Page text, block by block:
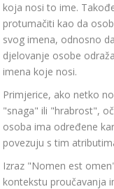
koja nosi to ime.
protumačiti kao da
svog imena, odnosno
djelovanje osobe
imena koje nosi.
Primjerice, ako netko
"snaga" ili "hrabrost",
osoba ima određene
povezuju s tim
Izraz "Nomen est
kontekstu proučavanja